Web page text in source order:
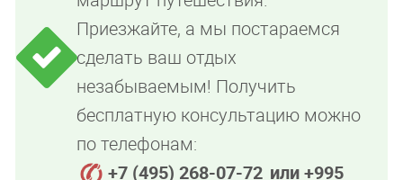
Приезжайте, а мы постараемся
сделать ваш отдых
незабываемым! Получить
бесплатную консультацию можно
по телефонам:
+7 (495) 268-07-72 или +995